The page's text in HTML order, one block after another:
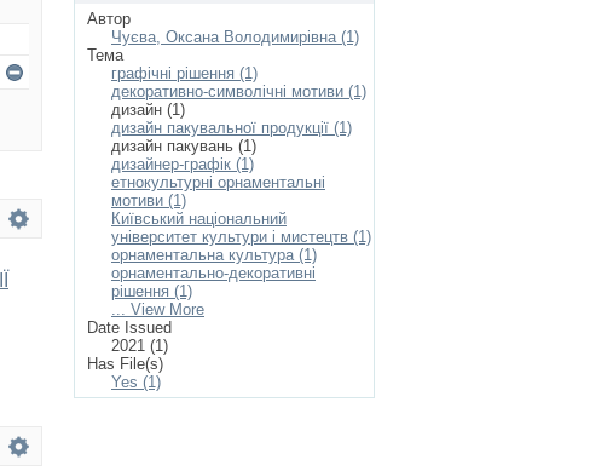
Автор
Чуєва, Оксана Володимирівна (1)
Тема
графічні рішення (1)
декоративно-символічні мотиви (1)
дизайн (1)
дизайн пакувальної продукції (1)
дизайн пакувань (1)
дизайнер-графік (1)
етнокультурні орнаментальні
мотиви (1)
Київський національний
університет культури і мистецтв (1)
орнаментальна культура (1)
орнаментально-декоративні
рішення (1)
... View More
Date Issued
2021 (1)
Has File(s)
Yes (1)